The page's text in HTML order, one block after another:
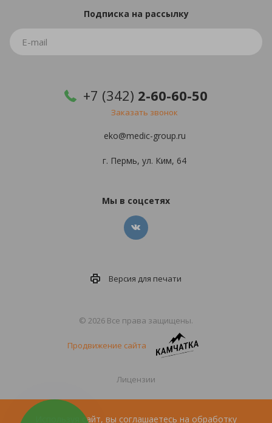
Используя сайт, вы соглашаетесь на обработку
Подписка на рассылку
+7 (342) 2-60-60-50
Заказать звонок
eko@medic-group.ru
г. Пермь, ул. Ким, 64
Мы в соцсетях
Версия для печати
© 2026 Все права защищены.
Продвижение сайта
Лицензии
Политика конфиденциальности